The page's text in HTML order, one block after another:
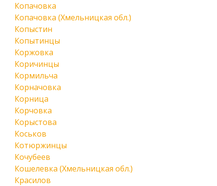
Копачовка
Копачовка (Хмельницкая обл.)
Копыстин
Копытинцы
Коржовка
Коричинцы
Кормильча
Корначовка
Корница
Корчовка
Корыстова
Коськов
Котюржинцы
Кочубеев
Кошелевка (Хмельницкая обл.)
Красилов